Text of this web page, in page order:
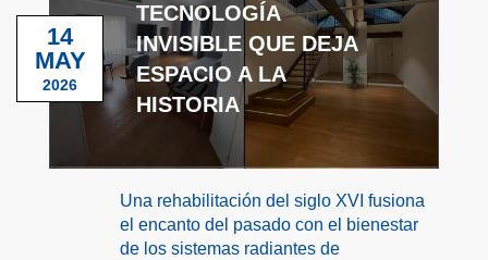
TECNOLOGÍA
INVISIBLE QUE DEJA
ESPACIO A LA
HISTORIA
14
MAY
2026
Una rehabilitación del siglo XVI fusiona
el encanto del pasado con el bienestar
de los sistemas radiantes de